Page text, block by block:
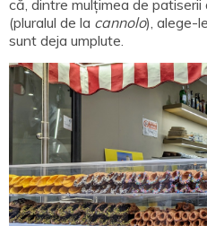
că, dintre mulțimea de patiserii
(pluralul de la cannolo), alege-
sunt deja umplute.